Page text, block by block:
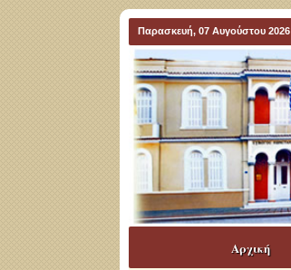
Παρασκευή, 07 Αυγούστου 2026
Αρχική